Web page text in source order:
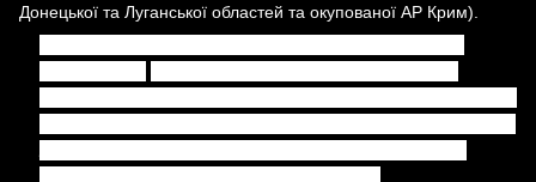
Донецької та Луганської областей та окупованої АР Крим).